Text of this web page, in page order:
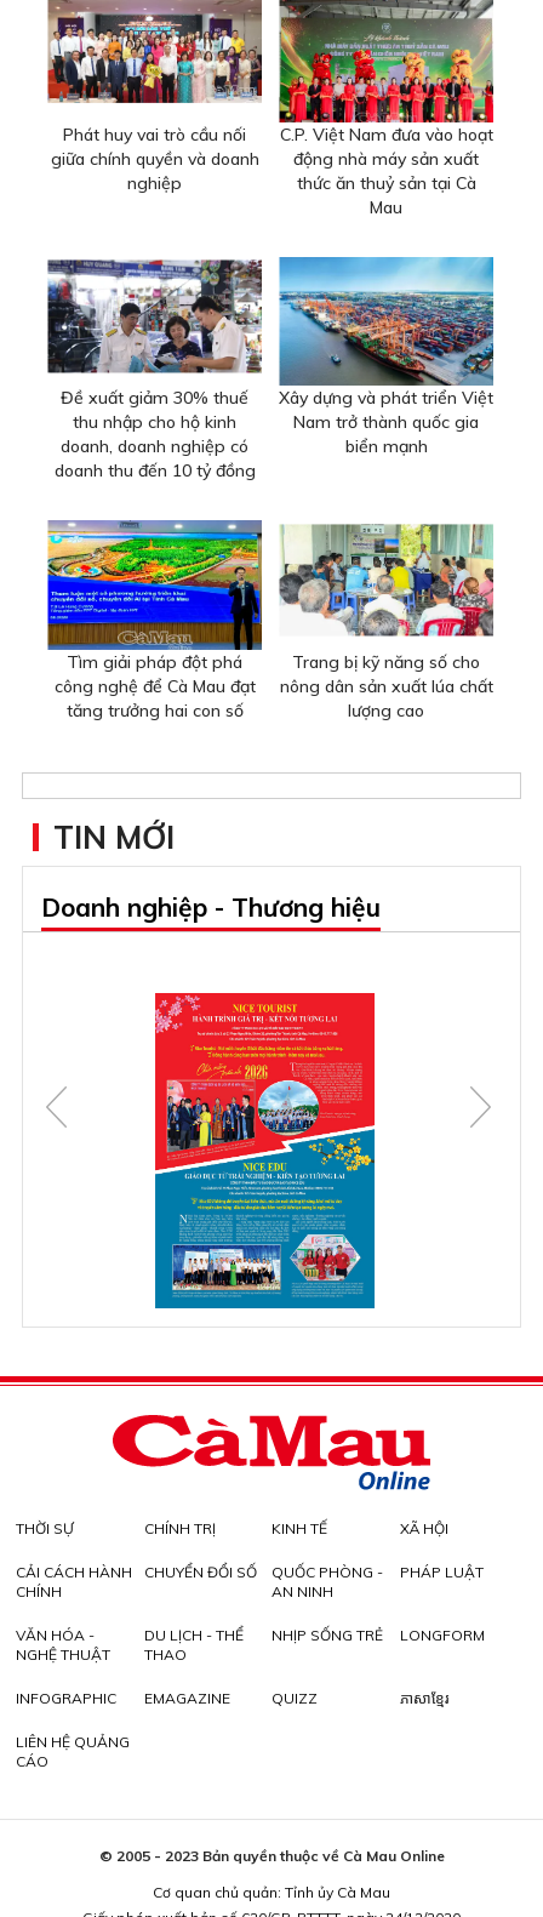
Phát huy vai trò cầu nối
giữa chính quyền và doanh
nghiệp
C.P. Việt Nam đưa vào hoạt
động nhà máy sản xuất
thức ăn thuỷ sản tại Cà
Mau
Đề xuất giảm 30% thuế
thu nhập cho hộ kinh
doanh, doanh nghiệp có
doanh thu đến 10 tỷ đồng
Xây dựng và phát triển Việt
Nam trở thành quốc gia
biển mạnh
Tìm giải pháp đột phá
công nghệ để Cà Mau đạt
tăng trưởng hai con số
Trang bị kỹ năng số cho
nông dân sản xuất lúa chất
lượng cao
TIN MỚI
Doanh nghiệp - Thương hiệu
THỜI SỰ CHÍNH TRỊ KINH TẾ XÃ HỘI
CẢI CÁCH HÀNH
CHÍNH
CHUYỂN ĐỔI SỐ
QUỐC PHÒNG -
AN NINH
PHÁP LUẬT
VĂN HÓA -
NGHỆ THUẬT
DU LỊCH - THỂ
THAO
NHỊP SỐNG TRẺ LONGFORM
INFOGRAPHIC EMAGAZINE QUIZZ ភាសាខ្មែរ
LIÊN HỆ QUẢNG
CÁO
© 2005 - 2023 Bản quyền thuộc về Cà Mau Online
Cơ quan chủ quản: Tỉnh ủy Cà Mau